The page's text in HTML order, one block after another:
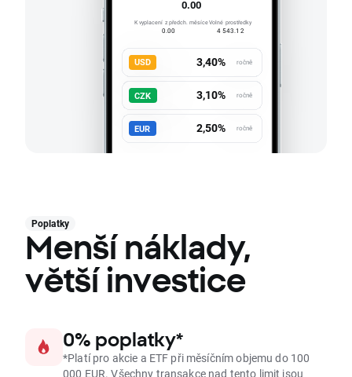
0.00
K vyplacení z předch. měsíce
0.00
Volné prostředky
4 543.12
USD ročně
CZK ročně
EUR ročně
3,40%
3,10%
2,50%
Poplatky
Menší náklady,
větší investice
0% poplatky*
*Platí pro akcie a ETF při měsíčním objemu do 100
000 EUR. Všechny transakce nad tento limit jsou